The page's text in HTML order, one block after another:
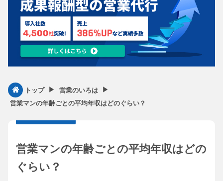
トップ ▶︎ 営業のいろは ▶︎
営業マンの年齢ごとの平均年収はどのぐらい？
営業マンの年齢ごとの平均年収はどの
ぐらい？